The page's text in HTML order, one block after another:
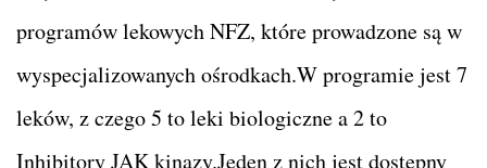
programów lekowych NFZ, które prowadzone są w
wyspecjalizowanych ośrodkach.W programie jest 7
leków, z czego 5 to leki biologiczne a 2 to
Inhibitory JAK kinazy.Jeden z nich jest dostępny